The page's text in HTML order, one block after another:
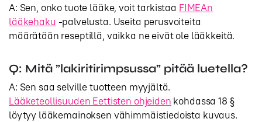
A: Sen, onko tuote lääke, voit tarkistaa FIMEAn
lääkehaku -palvelusta. Useita perusvoiteita
määrätään reseptillä, vaikka ne eivät ole lääkkeitä.
Q: Mitä ”lakiritirimpsussa” pitää luetella?
A: Sen saa selville tuotteen myyjältä.
Lääketeollisuuden Eettisten ohjeiden kohdassa 18 §
löytyy lääkemainoksen vähimmäistiedoista kuvaus.